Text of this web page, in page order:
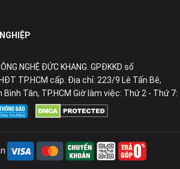
NGHỆ ĐỨC KHANG. GPĐKKD số
TP.HCM cấp. Địa chỉ: 223/9 Lê Tấn Bê,
Bình Tân, TP.HCM Giờ làm việc: Thứ 2 - Thứ 7: